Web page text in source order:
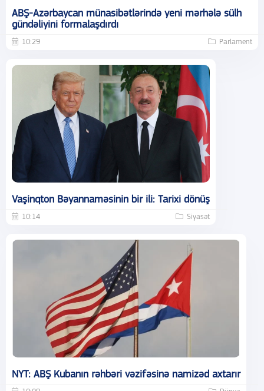
ABŞ-Azərbaycan münasibətlərində yeni mərhələ sülh
gündəliyini formalaşdırdı
10:29 Parlament
Vaşinqton Bəyannaməsinin bir ili: Tarixi dönüş
10:14 Siyasət
NYT: ABŞ Kubanın rəhbəri vəzifəsinə namizəd axtarır